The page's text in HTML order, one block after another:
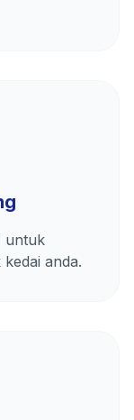
untuk
anda.